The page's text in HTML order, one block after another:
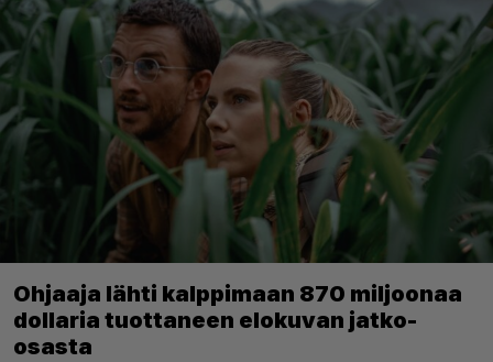
Ohjaaja lähti kalppimaan 870 miljoonaa
dollaria tuottaneen elokuvan jatko-
osasta